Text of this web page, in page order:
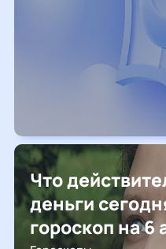
Что
деньги
гороскоп на 6